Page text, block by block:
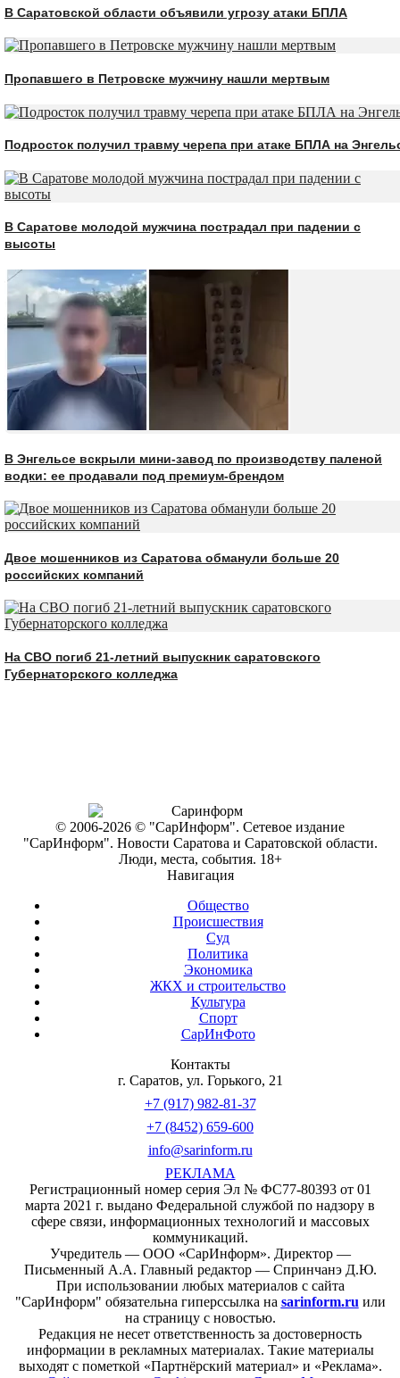
В Саратовской области объявили угрозу атаки БПЛА
Пропавшего в Петровске мужчину нашли мертвым
Подросток получил травму черепа при атаке БПЛА на
В Саратове молодой мужчина пострадал при падении с
высоты
В Энгельсе вскрыли мини-завод по производству паленой
водки: ее продавали под премиум-брендом
Двое мошенников из Саратова обманули больше 20
российских компаний
На СВО погиб 21-летний выпускник саратовского
Губернаторского колледжа
© 2006-2026 © "СарИнформ". Сетевое издание
"СарИнформ". Новости Саратова и Саратовской области.
Люди, места, события. 18+
Навигация
Общество
Происшествия
Суд
Политика
Экономика
ЖКХ и строительство
Культура
Спорт
СарИнФото
Контакты
г. Саратов, ул. Горького, 21
+7 (917) 982-81-37
+7 (8452) 659-600
info@sarinform.ru
РЕКЛАМА
Регистрационный номер серия Эл № ФС77-80393 от 01
марта 2021 г. выдано Федеральной службой по надзору в
сфере связи, информационных технологий и массовых
коммуникаций.
Учредитель — ООО «СарИнформ». Директор —
Письменный А.А. Главный редактор — Спринчанэ Д.Ю.
При использовании любых материалов с сайта
"СарИнформ" обязательна гиперссылка на sarinform.ru или
на страницу с новостью.
Редакция не несет ответственность за достоверность
информации в рекламных материалах. Такие материалы
выходят с пометкой «Партнёрский материал» и «Реклама».